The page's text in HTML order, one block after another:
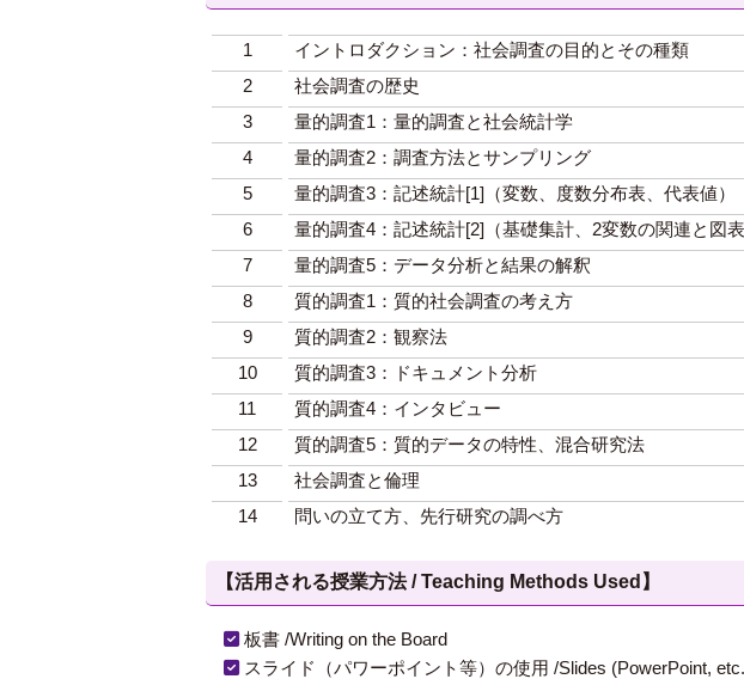
1
イントロダクション：社会調査の目的とその種類
2
社会調査の歴史
3
量的調査1：量的調査と社会統計学
4
量的調査2：調査方法とサンプリング
5
量的調査3：記述統計[1]（変数、度数分布表、代表値）
6
量的調査4：記述統計[2]（基礎集計、2変数の関連と図表
7
量的調査5：データ分析と結果の解釈
8
質的調査1：質的社会調査の考え方
9
質的調査2：観察法
10
質的調査3：ドキュメント分析
11
質的調査4：インタビュー
12
質的調査5：質的データの特性、混合研究法
13
社会調査と倫理
14
問いの立て方、先行研究の調べ方
【活用される授業方法 / Teaching Methods Used】
板書 /Writing on the Board
スライド（パワーポイント等）の使用 /Slides (PowerPoint,